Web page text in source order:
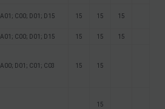
A01; C00; D01; D15 15 15 15
A01; C00; D01; D15 15 15 15
A00; D01; C01; C03 15 15
15